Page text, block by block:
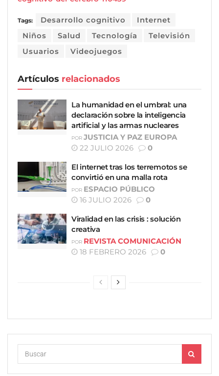
Tags: Desarrollo cognitivo
Internet
Niños
Salud Tecnología
Televisión
Usuarios
Videojuegos
Artículos relacionados
La humanidad en el umbral: una
declaración sobre la inteligencia
artificial y las armas nucleares
POR JUSTICIA Y PAZ EUROPA
22 JULIO 2026
0
El internet tras los terremotos se
convirtió en una malla rota
POR ESPACIO PÚBLICO
16 JULIO 2026
0
Viralidad en las crisis : solución
creativa
POR REVISTA COMUNICACIÓN
18 FEBRERO 2026
0